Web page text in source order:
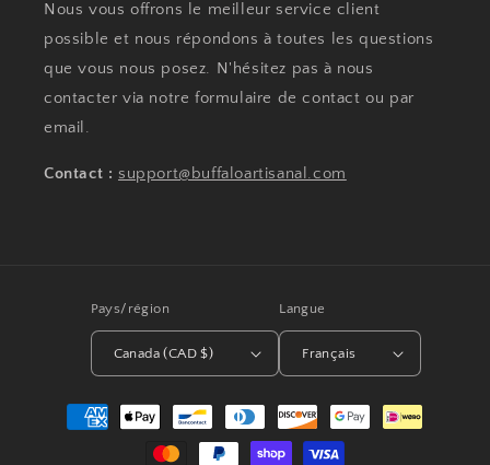
Nous vous offrons le meilleur service client
possible et nous répondons à toutes les questions
que vous nous posez. N'hésitez pas à nous
contacter via notre formulaire de contact ou par
email.
Contact : support@buffaloartisanal.com
Pays/région
Canada (CAD $)
Langue
Français
Moyens